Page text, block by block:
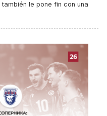
le pone fin con una